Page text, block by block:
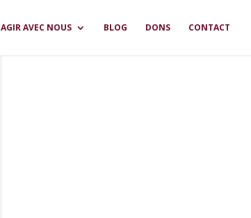
AGIR AVEC NOUS BLOG DONS CONTACT